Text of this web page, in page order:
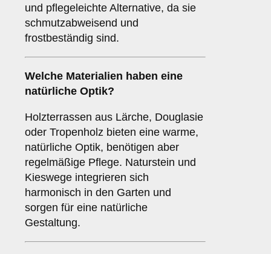
und pflegeleichte Alternative, da sie
schmutzabweisend und
frostbeständig sind.
Welche Materialien haben eine
natürliche Optik?
Holzterrassen aus Lärche, Douglasie
oder Tropenholz bieten eine warme,
natürliche Optik, benötigen aber
regelmäßige Pflege. Naturstein und
Kieswege integrieren sich
harmonisch in den Garten und
sorgen für eine natürliche
Gestaltung.